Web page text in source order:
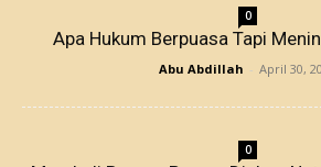
0
Apa Hukum Berpuasa Tapi
Abu Abdillah - April 30,
0